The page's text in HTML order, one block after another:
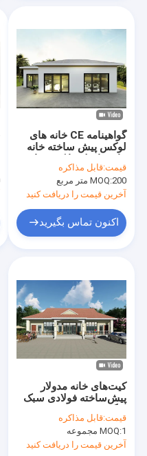
ساختمان های آپارتمانی
بیمارستان صحرایی سیار
کابین
گواهینامه CE خانه های
لوکس پیش ساخته خانه
های سبک استی
قیمت:قابل مذاکره
MOQ:200 متر مربع
آخرین قیمت را دریافت کنید
اکنون تماس بگیرید
کیت‌های خانه مدولار
پیش‌ساخته فولادی سبک
CE
قیمت:قابل مذاکره
MOQ:1 مجموعه
آخرین قیمت را دریافت کنید